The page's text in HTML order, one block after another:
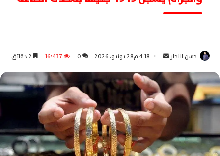
حسن النجار
س
ل
ب
ر
ي
د
ا
4:18 م28 يونيو، 2026 0 16٬437